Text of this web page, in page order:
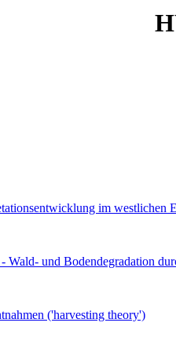
im westlichen
Wald- und Bodendegradation
('harvesting theory')